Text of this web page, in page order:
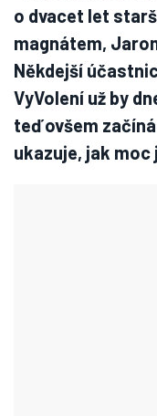
o dvacet let
magnátem,
Někdejší
VyVolení už by
teď ovšem
ukazuje, jak moc